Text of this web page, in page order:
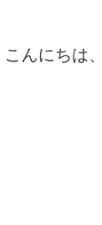
こんにちは